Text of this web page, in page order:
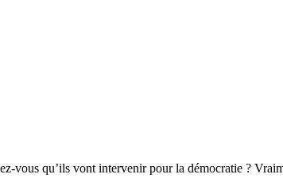
vous qu’ils vont intervenir pour la démocratie ?